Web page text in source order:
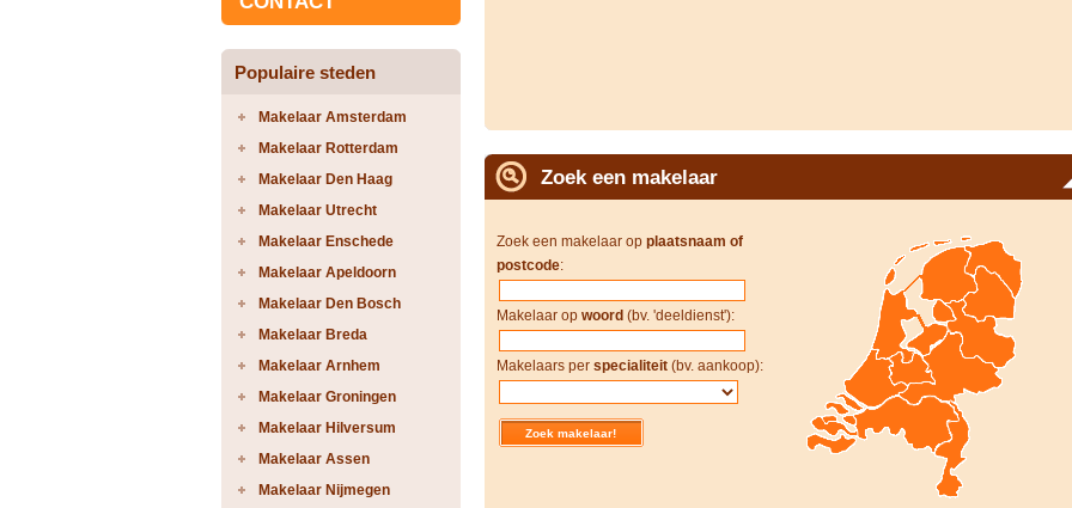
Populaire steden
Makelaar Amsterdam
Makelaar Rotterdam
Makelaar Den Haag
Makelaar Utrecht
Makelaar Enschede
Makelaar Apeldoorn
Makelaar Den Bosch
Makelaar Breda
Makelaar Arnhem
Makelaar Groningen
Makelaar Hilversum
Makelaar Assen
Makelaar Nijmegen
Zoek een makelaar
Zoek een makelaar op plaatsnaam of
postcode:
Makelaar op woord (bv. 'deeldienst'):
Makelaars per specialiteit(bv. aankoop):